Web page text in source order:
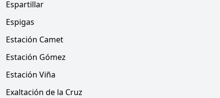
Espartillar
Espigas
Estación Camet
Estación Gómez
Estación Viña
Exaltación de la Cruz